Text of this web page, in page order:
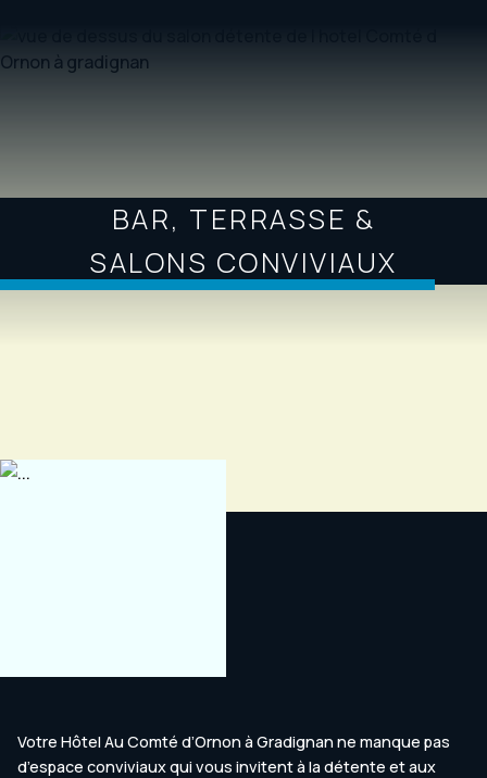
BAR, TERRASSE &
SALONS CONVIVIAUX
Votre Hôtel Au Comté d’Ornon à Gradignan ne manque pas
d’espace conviviaux qui vous invitent à la détente et aux